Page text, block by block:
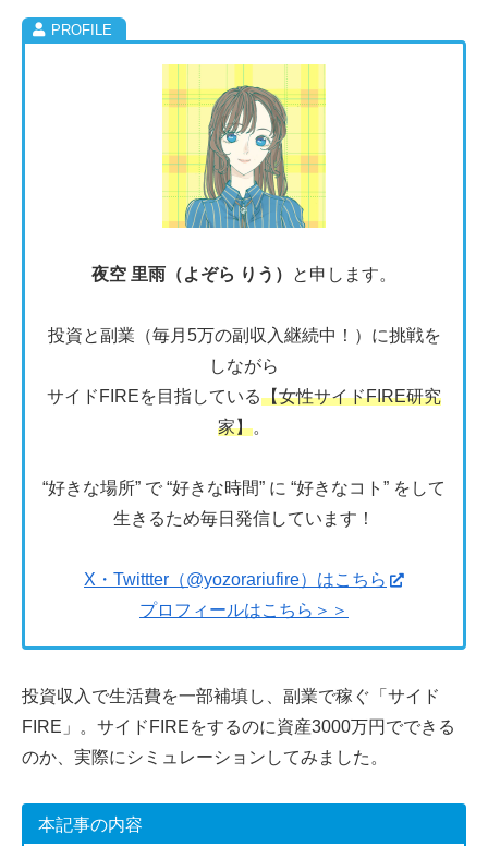
夜空 里雨（よぞら りう） と申します。
投資と副業（毎月5万の副収入継続中！）に挑戦を
しながら
サイドFIREを目指している【女性サイドFIRE研究
家】。
“好きな場所” で “好きな時間” に “好きなコト” をして
生きるため毎日発信しています！
X・Twittter（@yozorariufire）はこちら
プロフィールはこちら＞＞
投資収入で生活費を一部補填し、副業で稼ぐ「サイド
FIRE」。サイドFIREをするのに資産3000万円でできる
のか、実際にシミュレーションしてみました。
本記事の内容